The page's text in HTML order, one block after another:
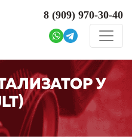
8 (909) 970-30-40
У